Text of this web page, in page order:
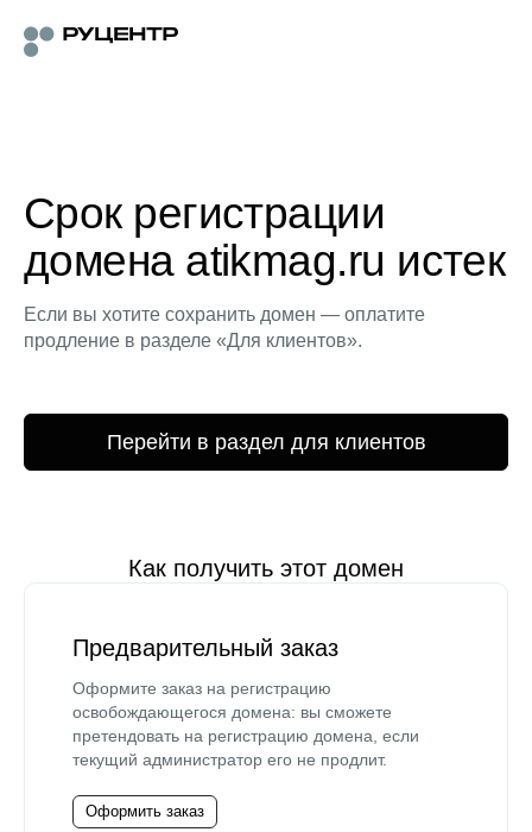
Срок регистрации
домена atikmag.ru истек
Если вы хотите сохранить домен — оплатите
продление в разделе «Для клиентов».
Перейти в раздел для клиентов
Как получить этот домен
Предварительный заказ
Оформите заказ на регистрацию
освобождающегося домена: вы сможете
претендовать на регистрацию домена, если
текущий администратор его не продлит.
Оформить заказ